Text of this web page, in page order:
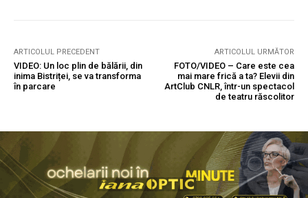
ARTICOLUL PRECEDENT
VIDEO: Un loc plin de bălării, din
inima Bistriței, se va transforma
în parcare
ARTICOLUL URMĂTOR
FOTO/VIDEO – Care este cea
mai mare frică a ta? Elevii din
ArtClub CNLR, într-un spectacol
de teatru răscolitor